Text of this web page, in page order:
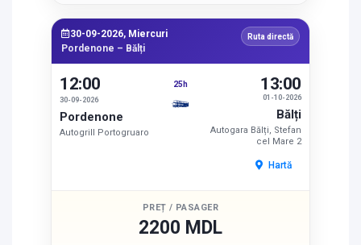
30-09-2026, Miercuri
Pordenone – Bălți
Ruta directă
12:00
30-09-2026
Pordenone
Autogrill Portogruaro
25h
01-10-2026
13:00
Bălți
Autogara Bălți, Stefan
cel Mare 2
Hartă
PREȚ / PASAGER
2200 MDL